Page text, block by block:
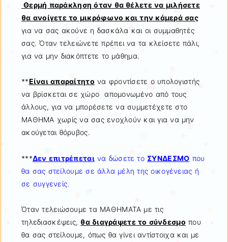
Θερμή παράκλησηόταν θα θέλετε να μιλήσετε
θα ανοίγετε το μικρόφωνο και την κάμερά σας
για να σας ακούνε η δασκάλα και οι συμμαθητές
σας. Όταν τελειώνετε πρέπει να τα κλείσετε πάλι,
για να μην διακόπτετε το μάθημα.
**Είναι απαραίτητο να φροντίσετε ο υπολογιστής
να βρίσκεται σε χώρο απομονωμένο από τους
άλλους, για να μπορέσετε να συμμετέχετε στο
ΜΑΘΗΜΑ χωρίς να σας ενοχλούν και για να μην
ακούγεται θόρυβος.
***Δεν επιτρέπεταινα δώσετε το ΣΥΝΔΕΣΜΟ που
θα σας στείλουμε σε άλλα μέλη της οικογένειας ή
σε συγγενείς.
Όταν τελειώσουμε τα ΜΑΘΗΜΑΤΑ με τις
τηλεδιασκέψεις, θα διαγράψετε το σύνδεσμο που
θα σας στείλουμε, όπως θα γίνει αντίστοιχα και με